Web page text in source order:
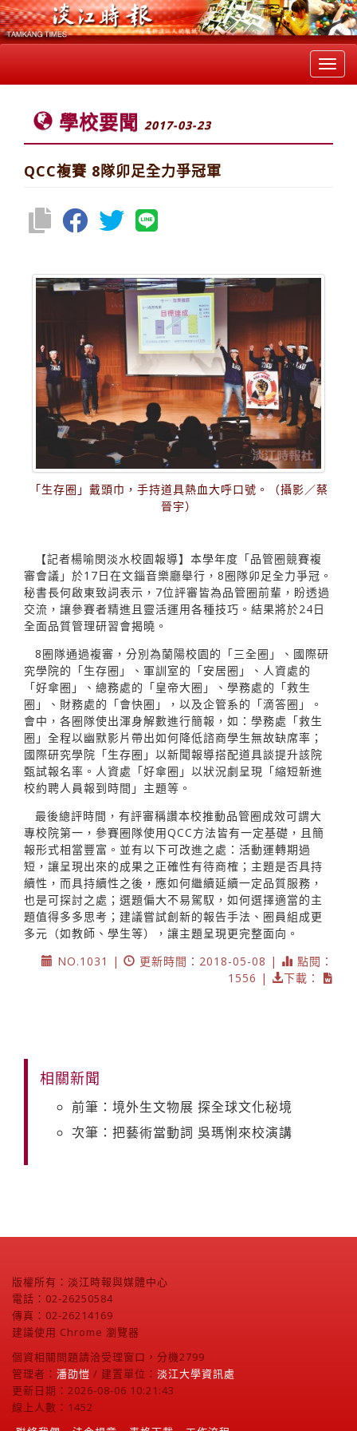
學校要聞 2017-03-23
QCC複賽 8隊卯足全力爭冠軍
「生存圈」戴頭巾，手持道具熱血大呼口號。（攝影／蔡
晉宇）
【記者楊喻閔淡水校園報導】本學年度「品管圈競賽複
審會議」於17日在文錙音樂廳舉行，8圈隊卯足全力爭冠。
秘書長何啟東致詞表示，7位評審皆為品管圈前輩，盼透過
交流，讓參賽者精進且靈活運用各種技巧。結果將於24日
全面品質管理研習會揭曉。
8圈隊通過複審，分別為蘭陽校園的「三全圈」、國際研
究學院的「生存圈」、軍訓室的「安居圈」、人資處的
「好傘圈」、總務處的「皇帝大圈」、學務處的「救生
圈」、財務處的「會快圈」，以及企管系的「滴答圈」。
會中，各圈隊使出渾身解數進行簡報，如：學務處「救生
圈」全程以幽默影片帶出如何降低諮商學生無故缺席率；
國際研究學院「生存圈」以新聞報導搭配道具談提升該院
甄試報名率。人資處「好傘圈」以狀況劇呈現「縮短新進
校約聘人員報到時間」主題等。
最後總評時間，有評審稱讚本校推動品管圈成效可謂大
專校院第一，參賽圈隊使用QCC方法皆有一定基礎，且簡
報形式相當豐富。並有以下可改進之處：活動運轉期過
短，讓呈現出來的成果之正確性有待商榷；主題是否具持
續性，而具持續性之後，應如何繼續延續一定品質服務，
也是可探討之處；選題偏大不易駕馭，如何選擇適當的主
題值得多多思考；建議嘗試創新的報告手法、圈員組成更
多元（如教師、學生等），讓主題呈現更完整面向。
NO.1031 |
更新時間：2018-05-08 |
點閱：
1556 |
下載：
相關新聞
前筆：境外生文物展 探全球文化秘境
次筆：把藝術當動詞 吳瑪悧來校演講
版權所有：淡江時報與媒體中心
電話：02-26250584
傳真：02-26214169
建議使用 Chrome 瀏覽器
個資相關問題請洽受理窗口，分機2799
管理者： 潘劭愷 / 建置單位： 淡江大學資訊處
更新日期：2026-08-06 10:21:43
線上人數：1452